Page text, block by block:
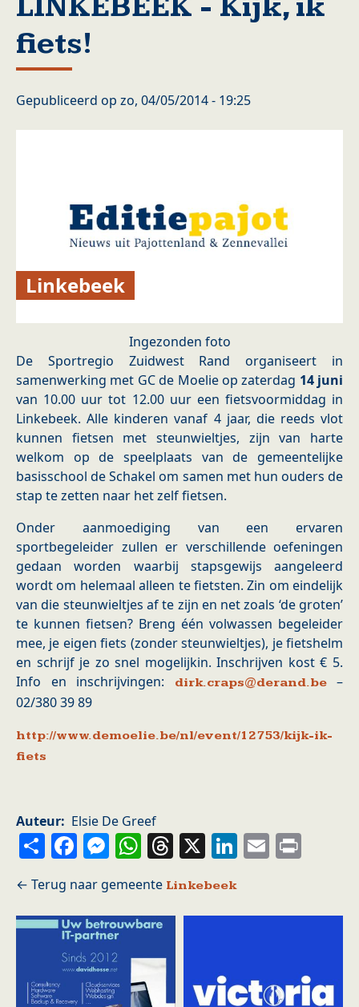
fiets!
Gepubliceerd op zo, 04/05/2014 - 19:25
Linkebeek
Ingezonden foto
De Sportregio Zuidwest Rand organiseert in
samenwerking met GC de Moelie op zaterdag 14 juni
van 10.00 uur tot 12.00 uur een fietsvoormiddag in
Linkebeek. Alle kinderen vanaf 4 jaar, die reeds vlot
kunnen fietsen met steunwieltjes, zijn van harte
welkom op de speelplaats van de gemeentelijke
basisschool de Schakel om samen met hun ouders de
stap te zetten naar het zelf fietsen.
Onder aanmoediging van een ervaren
sportbegeleider zullen er verschillende oefeningen
gedaan worden waarbij stapsgewijs aangeleerd
wordt om helemaal alleen te fietsten. Zin om eindelijk
van die steunwieltjes af te zijn en net zoals ‘de groten’
te kunnen fietsen? Breng één volwassen begeleider
mee, je eigen fiets (zonder steunwieltjes), je fietshelm
en schrijf je zo snel mogelijkin. Inschrijven kost € 5.
Info en inschrijvingen:
dirk.craps@derand.be–
02/380 39 89
http://www.demoelie.be/nl/event/12753/kijk-ik-
fiets
Auteur Elsie De Greef
ShareFacebook
Messenger
WhatsApp
Threads
X LinkedIn
Email
Linkebeek